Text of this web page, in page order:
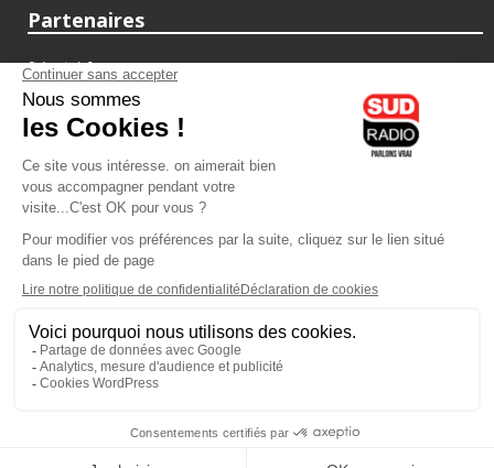
Partenaires
fiducial.fr
lyoncapitale.fr
olympique-et-lyonnais.com
L'application Iphone / Android
Téléchargez l'application
Les cookies
Gestion des cookies
Crédit photos : ©Sud Radio / Pierre Olivier
Brigitte Lahaie
Animateur